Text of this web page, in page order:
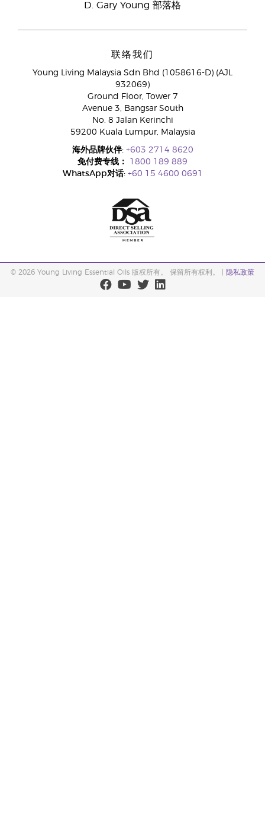
D. Gary Young 部落格
联络我们
Young Living Malaysia Sdn Bhd (1058616-D) (AJL
932069)
Ground Floor, Tower 7
Avenue 3, Bangsar South
No. 8 Jalan Kerinchi
59200 Kuala Lumpur, Malaysia
海外品牌伙伴: +603 2714 8620
免付费专线：
1800 189 889
WhatsApp对话: +60 15 4600 0691
© 2026 Young Living Essential Oils 版权所有。 保留所有权利。 | 隐私政策